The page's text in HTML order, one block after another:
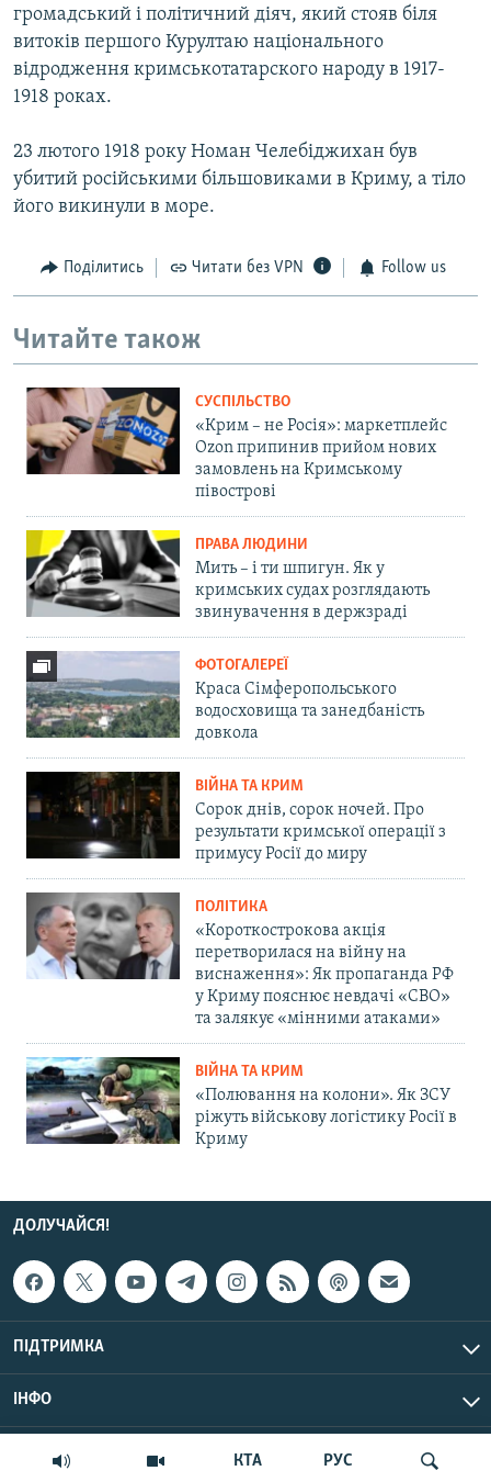
КТА РУС
громадський і політичний діяч, який стояв біля
витоків першого Курултаю національного
відродження кримськотатарского народу в 1917-
1918 роках.
23 лютого 1918 року Номан Челебіджихан був
убитий російськими більшовиками в Криму, а тіло
його викинули в море.
Поділитись Читати без VPN Follow us
Читайте також
СУСПІЛЬСТВО
«Крим – не Росія»: маркетплейс
Ozon припинив прийом нових
замовлень на Кримському
півострові
ПРАВА ЛЮДИНИ
Мить – і ти шпигун. Як у
кримських судах розглядають
звинувачення в держзраді
ФОТОГАЛЕРЕЇ
Краса Сімферопольського
водосховища та занедбаність
довкола
ВІЙНА ТА КРИМ
Сорок днів, сорок ночей. Про
результати кримської операції з
примусу Росії до миру
ПОЛІТИКА
«Короткострокова акція
перетворилася на війну на
виснаження»: Як пропаганда РФ
у Криму пояснює невдачі «СВО»
та залякує «мінними атаками»
ВІЙНА ТА КРИМ
«Полювання на колони». Як ЗСУ
ріжуть військову логістику Росії в
Криму
ДОЛУЧАЙСЯ!
ПІДТРИМКА
ІНФО
© Крим.Реалії, 2026 | Усі права застережено.